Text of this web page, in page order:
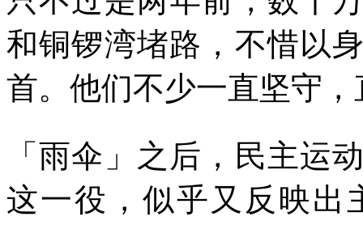
和铜锣湾堵路，不惜以
首。他们不少一直坚守
「雨伞」之后，民主运
这一役，似乎又反映出